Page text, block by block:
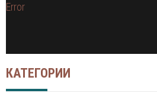
Error
КАТЕГОРИИ